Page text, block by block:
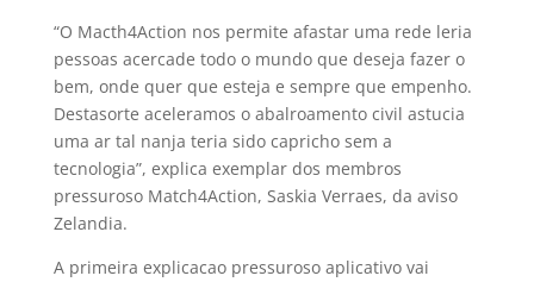
“O Macth4Action nos permite afastar uma rede leria
pessoas acercade todo o mundo que deseja fazer o
bem, onde quer que esteja e sempre que empenho.
Destasorte aceleramos o abalroamento civil astucia
uma ar tal nanja teria sido capricho sem a
tecnologia”, explica exemplar dos membros
pressuroso Match4Action, Saskia Verraes, da aviso
Zelandia.
A primeira explicacao pressuroso aplicativo vai